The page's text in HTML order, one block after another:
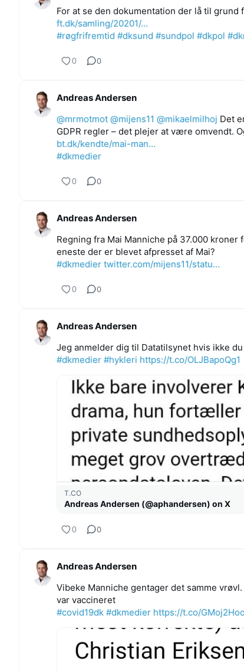
For at se den dokumentation der lå til
ft.dk/samling/20201/…
#røgfrifremtid #dksund #sundpol #dkpol
0 0
Andreas Andersen
@mrmotmot @mijens11 @mikaelmilhoj Det
GDPR regler – det plejer at være omvendt.
bt.dk/kendte/mai-man…
#dkmedier
0 0
Andreas Andersen
Regning fra Mai Manniche på 37.000
eneste der er blevet afpresset af Mai?
#dkmedier twitter.com/mijens11/statu…
0 0
Andreas Andersen
Jeg anmelder dig til Datatilsynet hvis ikke
#dkmedier #hykleri https://t.co/OLJBapoQg1
T.CO
Andreas Andersen (@aphandersen) on X
0 0
Andreas Andersen
Vibeke Manniche gentager det samme
var vaccineret
#covid19dk #dkmedier https://t.co/